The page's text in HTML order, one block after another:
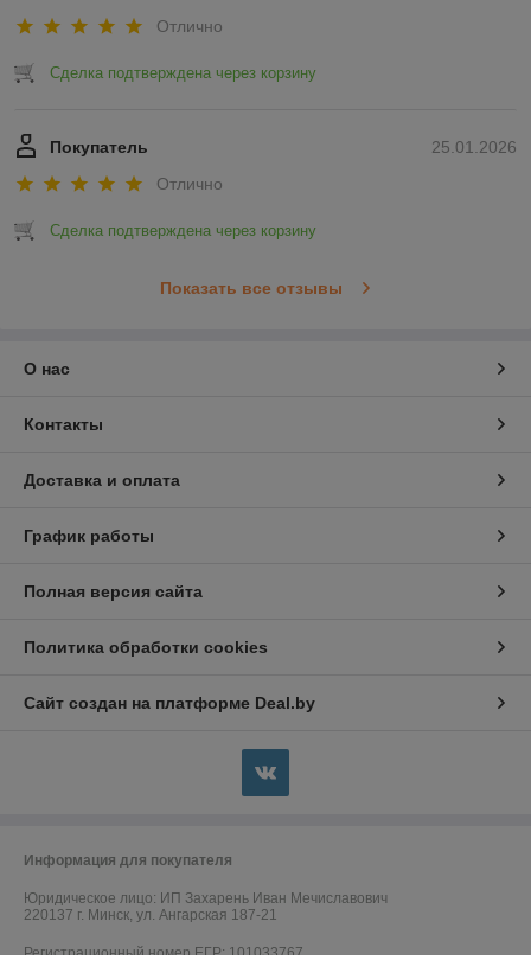
Отлично
Сделка подтверждена через корзину
25.01.2026
Покупатель
Отлично
Сделка подтверждена через корзину
Показать все отзывы
О нас
Контакты
Доставка и оплата
График работы
Полная версия сайта
Политика обработки cookies
Сайт создан на платформе Deal.by
Информация для покупателя
Юридическое лицо: ИП Захарень Иван Мечиславович
220137 г. Минск, ул. Ангарская 187-21
Регистрационный номер ЕГР: 101033767